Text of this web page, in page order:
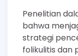
Penelitian
bahwa
strategi
folikulitis dan